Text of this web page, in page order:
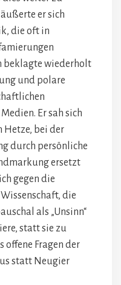
er sich
die oft in
beklagte wiederholt
und polare
Er sah sich
Hetze, bei der
durch persönliche
ersetzt
gegen die
die
als „Unsinn“
statt sie zu
offene Fragen der
statt Neugier